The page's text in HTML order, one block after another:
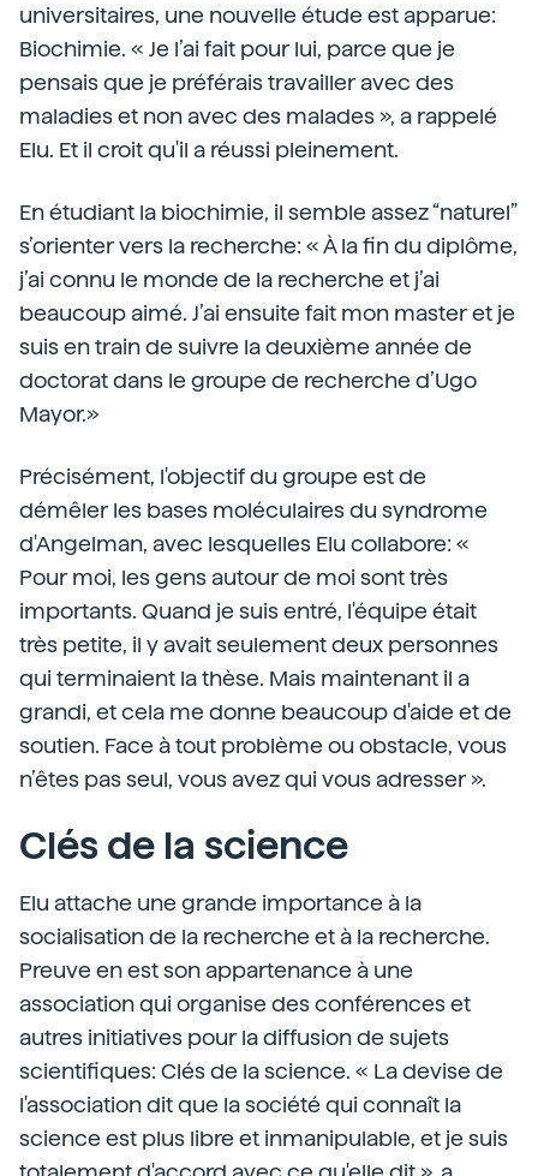
universitaires, une nouvelle étude est apparue:
Biochimie. « Je l’ai fait pour lui, parce que je
pensais que je préférais travailler avec des
maladies et non avec des malades », a rappelé
Elu. Et il croit qu'il a réussi pleinement.
En étudiant la biochimie, il semble assez “naturel”
s’orienter vers la recherche: « À la fin du diplôme,
j’ai connu le monde de la recherche et j’ai
beaucoup aimé. J’ai ensuite fait mon master et je
suis en train de suivre la deuxième année de
doctorat dans le groupe de recherche d’Ugo
Mayor.»
Précisément, l'objectif du groupe est de
démêler les bases moléculaires du syndrome
d'Angelman, avec lesquelles Elu collabore: «
Pour moi, les gens autour de moi sont très
importants. Quand je suis entré, l'équipe était
très petite, il y avait seulement deux personnes
qui terminaient la thèse. Mais maintenant il a
grandi, et cela me donne beaucoup d'aide et de
soutien. Face à tout problème ou obstacle, vous
n’êtes pas seul, vous avez qui vous adresser ».
Clés de la science
Elu attache une grande importance à la
socialisation de la recherche et à la recherche.
Preuve en est son appartenance à une
association qui organise des conférences et
autres initiatives pour la diffusion de sujets
scientifiques: Clés de la science. « La devise de
l'association dit que la société qui connaît la
science est plus libre et inmanipulable, et je suis